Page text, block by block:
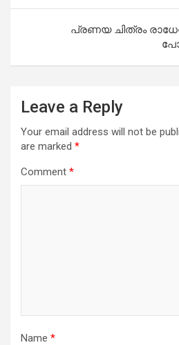
പ്രണയ ചിത്രം
Leave a Reply
Your email address will not be
are marked *
Comment *
Name *